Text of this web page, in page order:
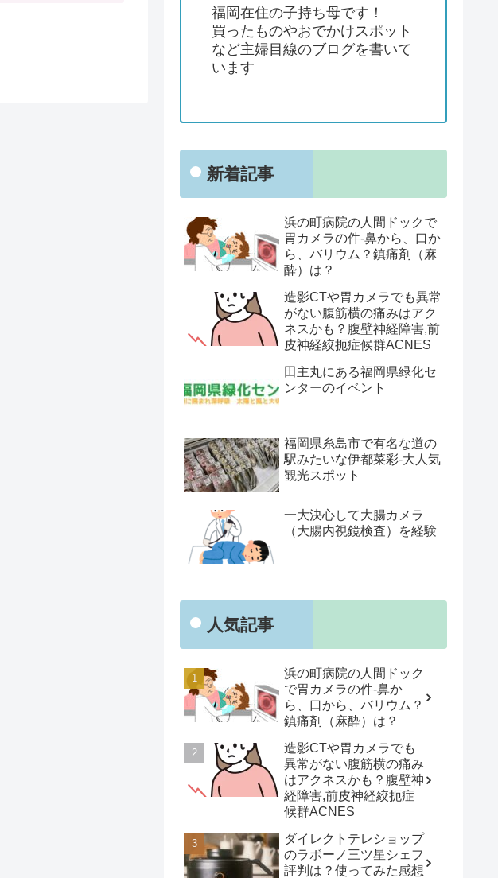
福岡在住の子持ち母です！
買ったものやおでかけスポット
など主婦目線のブログを書いて
います
新着記事
浜の町病院の人間ドックで
胃カメラの件-鼻から、口か
ら、バリウム？鎮痛剤（麻
酔）は？
造影CTや胃カメラでも異常
がない腹筋横の痛みはアク
ネスかも？腹壁神経障害,前
皮神経絞扼症候群ACNES
田主丸にある福岡県緑化セ
ンターのイベント
福岡県糸島市で有名な道の
駅みたいな伊都菜彩-大人気
観光スポット
一大決心して大腸カメラ
（大腸内視鏡検査）を経験
人気記事
浜の町病院の人間ドック
で胃カメラの件-鼻か
ら、口から、バリウム？
鎮痛剤（麻酔）は？
造影CTや胃カメラでも
異常がない腹筋横の痛み
はアクネスかも？腹壁神
経障害,前皮神経絞扼症
候群ACNES
ダイレクトテレショップ
のラボーノ三ツ星シェフ
評判は？使ってみた感想